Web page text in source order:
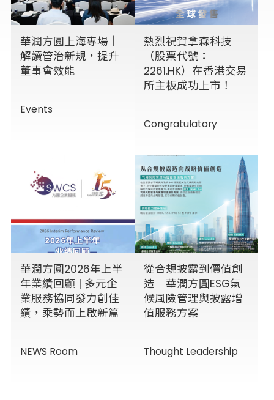
華潤方圓上海專場｜
解讀管治新規，提升
董事會效能
Events
熱烈祝賀拿森科技
（股票代號：
2261.HK）在香港交易
所主板成功上市！
Congratulatory
華潤方圓2026年上半
年業績回顧 | 多元企
業服務協同發力創佳
績，乘勢而上啟新篇
NEWS Room
從合規披露到價值創
造｜華潤方圓ESG氣
候風險管理與披露增
值服務方案
Thought Leadership